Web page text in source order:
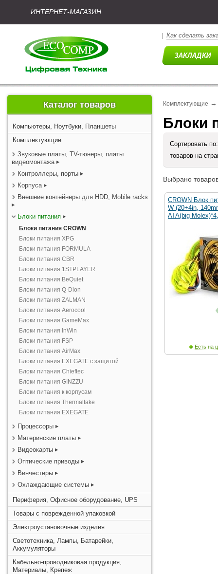
ИНТЕРНЕТ-МАГАЗИН
Как сделать
Каталог товаров
Компьютеры, Ноутбуки, Планшеты
Комплектующие
Звуковые платы, TV-тюнеры, платы
видеомонтажа
Контроллеры, порты
Корпуса
Внешние контейнеры для HDD, Mobile racks
Блоки питания
Блоки питания CROWN
Блоки питания XPG
Блоки питания FORMULA
Блоки питания CBR
Блоки питания 1STPLAYER
Блоки питания BeQuiet
Блоки питания Q-Dion
Блоки питания ZALMAN
Блоки питания Aerocool
Блоки питания GameMax
Блоки питания InWin
Блоки питания FSP
Блоки питания AirMax
Блоки питания EXEGATE с защитой
Блоки питания Chieftec
Блоки питания GINZZU
Блоки питания к корпусам
Блоки питания Thermaltake
Блоки питания EXEGATE
Процессоры
Материнские платы
Видеокарты
Оптические приводы
Винчестеры
Охлаждающие системы
Периферия, Офисное оборудование, UPS
Товары с поврежденной упаковкой
Электроустановочные изделия
Светотехника, Лампы, Батарейки,
Аккумуляторы
Кабельно-проводниковая продукция,
Материалы, Крепеж
Комплектующие →
Блоки
Сортировать
товаров на
Выбрано
CROWN Блок
W (20+4in,
ATA(big Molex)*4,
Есть на